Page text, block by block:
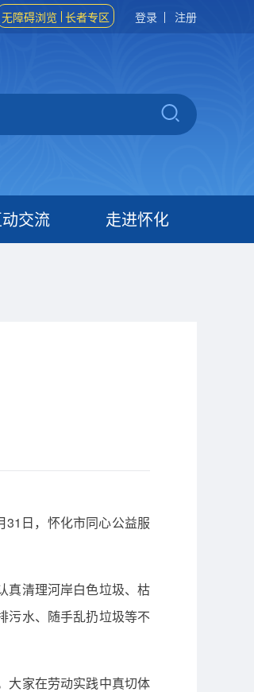
无障碍浏览 长者专区 登录 注册
交流 走进怀化
日，怀化市同心公益服
真清理河岸白色垃圾、枯
污水、随手乱扔垃圾等不
大家在劳动实践中真切体